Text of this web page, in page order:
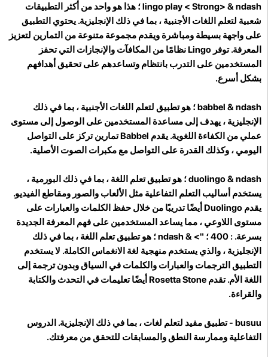
lingo play < Strong>& ndash ؛ هذا هو واحد من أكثر التطبيقات
شعبية لتعلم اللغات الأجنبية ، بما في ذلك الإنجليزية. يحتوي التطبيق
على واجهة بسيطة ومباشرة ويقدم مجموعة متنوعة من التمارين لتعزيز
المعرفة. توفر Lingo نظامًا من المكافآت والإنجازات التي تحفز
المستخدمين على التدرب بانتظام وتساعدهم على تحقيق أهدافهم
بشكل أسرع.
babbel& ndash ؛ هو تطبيق لتعلم اللغات الأجنبية ، بما في ذلك
الإنجليزية ، يهدف إلى مساعدة المستخدمين على الوصول إلى مستوى
عملي من الكفاءة اللغوية. يقدم Babbel تمارين تركز على التواصل
اليومي ، وكذلك القدرة على التواصل مع مكبرات الصوت الأصلية.
duolingo& ndash ؛ هو تطبيق تعلم اللغة ، بما في ذلك البورمية ،
يستخدم أساليب التعلم التفاعلية مثل الألعاب والصور ومقاطع الفيديو.
يقدم Duolingo أيضًا تدريبًا من خلال حفظ الكلمات والعبارات على
مستوى اللاوعي ، مما يساعد المستخدمين على فهم المعرفة الجديدة
بسرعة. : 400 ؛ "> & ndash ؛ هو تطبيق تعلم اللغة ، بما في ذلك
الإنجليزية ، والذي يستخدم منهجية لغة الانغماس الكاملة. لا يستخدم
التطبيق الترجمات والعبارات والكلمات في السياق وبدون ترجمة إلى
اللغة الأم. تقدم Rosetta Stone أيضًا تعليمات في التحدث والكتابة
والقراءة.
busuu -
تطبيق مفيد لتعلم لغات ، بما في ذلك الإنجليزية. الدروس
التفاعلية وممارسة النطق والمسابقات للتحقق من معرفتك.